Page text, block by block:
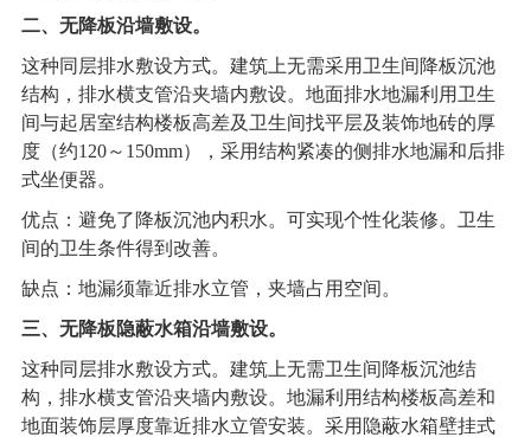
二、无降板沿墙敷设。
这种同层排水敷设方式。建筑上无需采用卫生间降板沉池
结构，排水横支管沿夹墙内敷设。地面排水地漏利用卫生
间与起居室结构楼板高差及卫生间找平层及装饰地砖的厚
度（约120～150mm），采用结构紧凑的侧排水地漏和后排
式坐便器。
优点：避免了降板沉池内积水。可实现个性化装修。卫生
间的卫生条件得到改善。
缺点：地漏须靠近排水立管，夹墙占用空间。
三、无降板隐蔽水箱沿墙敷设。
这种同层排水敷设方式。建筑上无需卫生间降板沉池结
构，排水横支管沿夹墙内敷设。地漏利用结构楼板高差和
地面装饰层厚度靠近排水立管安装。采用隐蔽水箱壁挂式